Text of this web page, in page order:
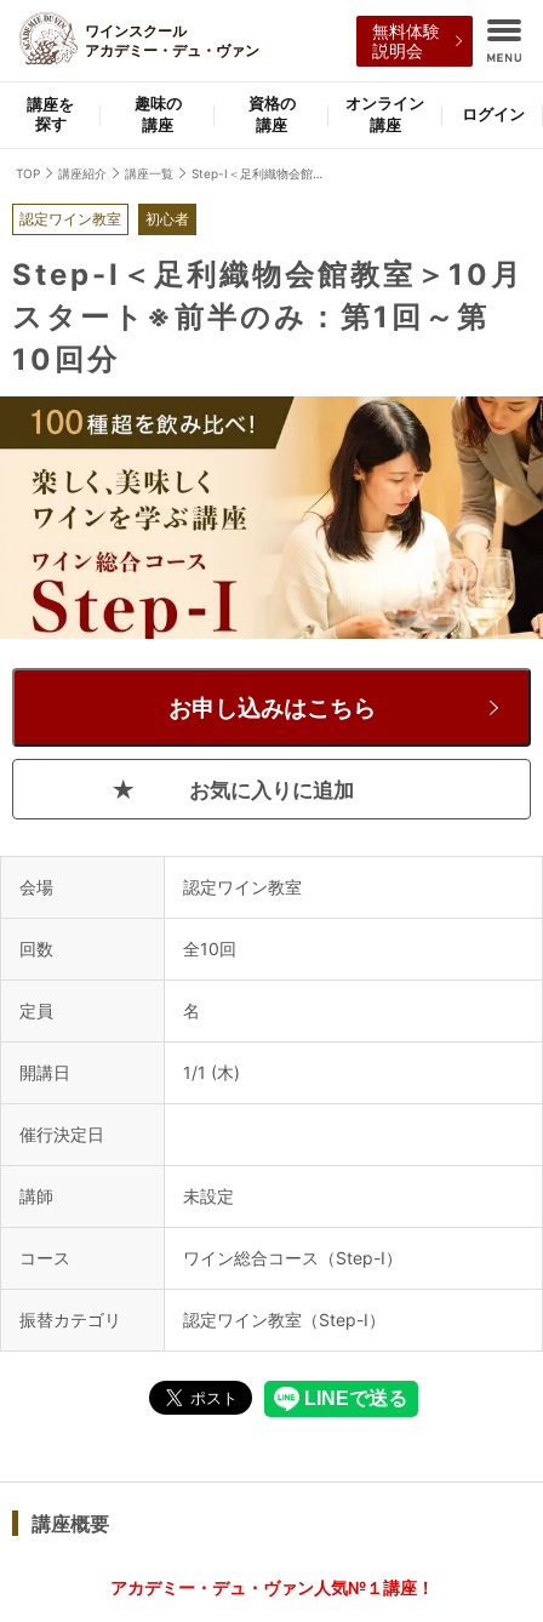
ワインスクール
アカデミー・デュ・ヴァン
無料体験
説明会
講座を
探す
趣味の
講座
資格の
講座
オンライン
講座
ログイン
TOP 講座紹介 講座一覧
認定ワイン教室 初心者
Step-Ⅰ＜足利織物会館教室＞10月
スタート※前半のみ：第1回～第
10回分
お気に入りに追加
お申し込みはこちら
会場 認定ワイン教室
回数 全10回
定員 名
開講日 1/1 (木)
催行決定日
講師 未設定
コース ワイン総合コース（Step-Ⅰ）
振替カテゴリ 認定ワイン教室（Step-Ⅰ）
講座概要
アカデミー・デュ・ヴァン人気№１講座！